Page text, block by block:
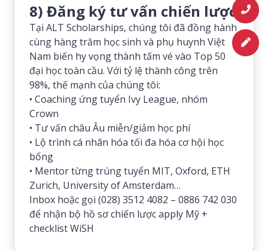
8) Đăng ký tư vấn chiến lược
Tại ALT Scholarships, chúng tôi đã đồng hành
cùng hàng trăm học sinh và phụ huynh Việt
Nam biến hy vọng thành tấm vé vào Top 50
đại học toàn cầu. Với tỷ lệ thành công trên
98%, thế mạnh của chúng tôi:
• Coaching ứng tuyển Ivy League, nhóm
Crown
• Tư vấn châu Âu miễn/giảm học phí
• Lộ trình cá nhân hóa tối đa hóa cơ hội học
bổng
• Mentor từng trúng tuyển MIT, Oxford, ETH
Zurich, University of Amsterdam…
Inbox hoặc gọi (028) 3512 4082 – 0886 742 030
để nhận bộ hồ sơ chiến lược apply Mỹ +
checklist WiSH